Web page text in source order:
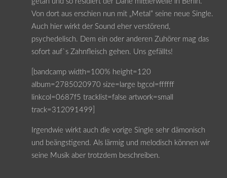
Von dort aus erschien nun mit „Metal“ seine neue Single.
Auch hier wirkt der Sound eher verstörend,
psychedelisch. Dem ein oder anderen Zuhörer mag das
sofort auf`s Zahnfleisch gehen. Uns gefällts!
[bandcamp width=100% height=120
album=2785020970 size=large bgcol=ffffff
linkcol=0687f5 tracklist=false artwork=small
track=312091499]
Irgendwie wirkt auch die vorige Single sehr dämonisch
und beängstigend. Als lärmig und melodisch können wir
seine Musik aber trotzdem beschreiben.